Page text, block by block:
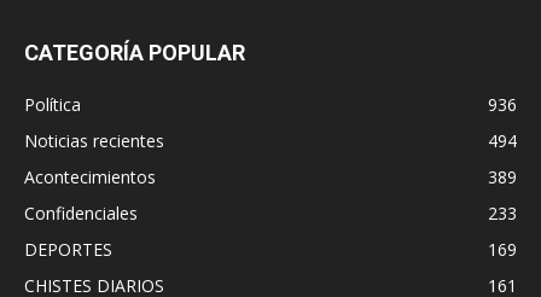
CATEGORÍA POPULAR
Política
936
Noticias recientes
494
Acontecimientos
389
Confidenciales
233
DEPORTES
169
CHISTES DIARIOS
161